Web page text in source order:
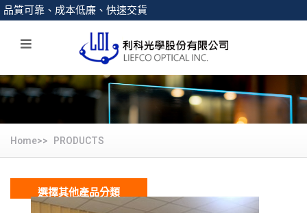
可靠、成本低廉、快速交貨
Home>> PRODUCTS
選擇其他產品分類